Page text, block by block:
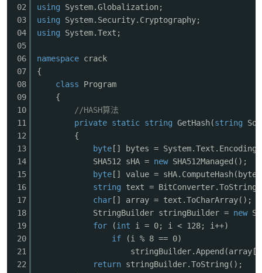
02
03
04
05
06
07
08
09
10
11
12
13
14
15
16
17
18
19
20
21
22
using
System.Globalization;
using
System.Security.Cryptography;
using
System.Text;
namespace crack
{
class
Program
{
//HASH算法
private static string GetHash(string
{
byte [] bytes =
SHA512 sHA = new SHA512Managed();
byte [] value =
string
text =
char [] array = text.ToCharArray();
StringBuilder stringBuilder = new
for
(int
i = 0; i < 128; i++)
if
(i % 8 == 0)
return stringBuilder.ToString();